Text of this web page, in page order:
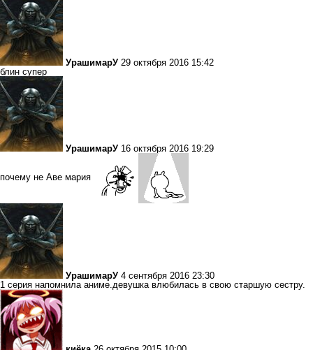
УрашимарУ 29 октября 2016 15:42
блин супер
УрашимарУ 16 октября 2016 19:29
почему не Аве мария
УрашимарУ 4 сентября 2016 23:30
1 серия напомнила аниме.девушка влюбилась в свою старшую сестру.